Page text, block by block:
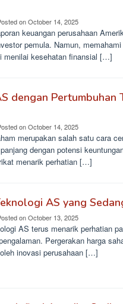
onOctober 14, 2025
keuangan perusahaan
pemula. Namun,
menilai kesehatan finansial […]
dengan Pertumbuhan
onOctober 14, 2025
merupakan salah satu cara
dengan potensi
menarik perhatian […]
AS yang
onOctober 13, 2025
AS terus menarik perhatian
Pergerakan harga
inovasi perusahaan […]